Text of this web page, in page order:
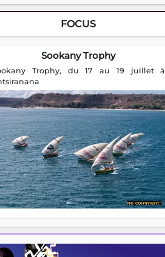
FOCUS
Sookany Trophy
Trophy, du 17 au 19 juillet à